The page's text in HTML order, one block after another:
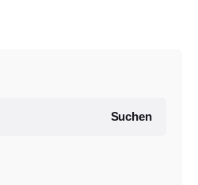
Suchen